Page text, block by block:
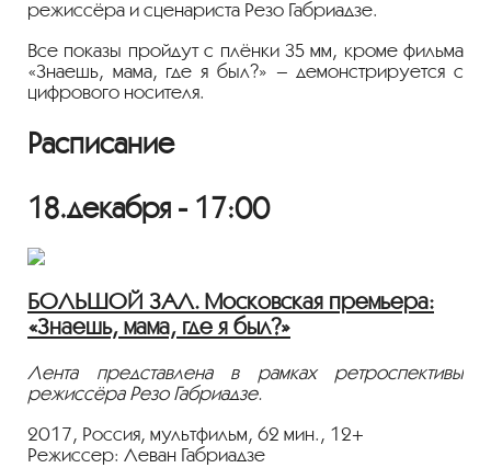
режиссёра и сценариста Резо Габриадзе.
Все показы пройдут с плёнки 35 мм, кроме фильма
«Знаешь, мама, где я был?» – демонстрируется с
цифрового носителя.
Расписание
18.декабря - 17:00
БОЛЬШОЙ ЗАЛ. Московская премьера:
«Знаешь, мама, где я был?»
Лента представлена в рамках ретроспективы
режиссёра Резо Габриадзе.
2017, Россия, мультфильм, 62 мин., 12+
Режиссер: Леван Габриадзе